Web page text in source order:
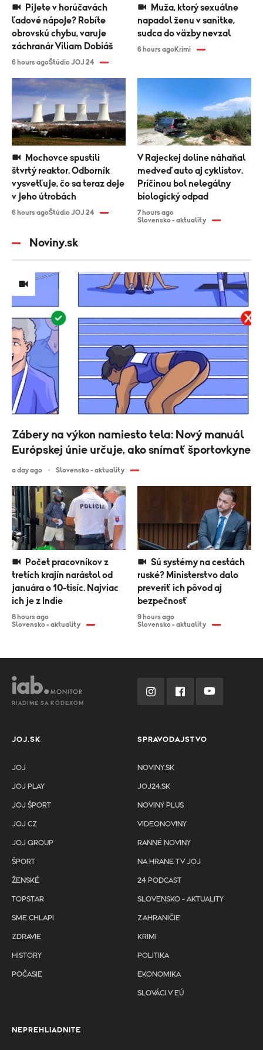
ľadové nápoje? Robíte
obrovskú chybu, varuje
záchranár Viliam Dobiáš
6 hours agoŠtúdio JOJ 24
napadol ženu v sanitke,
sudca do väzby nevzal
6 hours agoKrimi
štvrtý reaktor. Odborník
vysvetľuje, čo sa teraz deje
v jeho útrobách
6 hours agoŠtúdio JOJ 24
V Rajeckej doline náhaňal
medveď auto aj cyklistov.
Príčinou bol nelegálny
biologický odpad
7 hours ago
Slovensko - aktuality
Noviny.sk
tretích krajín narástol od
januára o 10-tisíc. Najviac
ich je z Indie
8 hours ago
Slovensko - aktuality
ruské? Ministerstvo dalo
preveriť ich pôvod aj
bezpečnosť
9 hours ago
Slovensko - aktuality
Zábery na výkon namiesto tela: Nový manuál
Európskej únie určuje, ako snímať športovkyne
a day ago Slovensko - aktuality
RIADIME SA KÓDEXOM
JOJ.SK
JOJ
JOJ PLAY
JOJ ŠPORT
JOJ CZ
JOJ GROUP
ŠPORT
ŽENSKÉ
TOPSTAR
SME CHLAPI
ZDRAVIE
HISTORY
POČASIE
SPRAVODAJSTVO
NOVINY.SK
JOJ24.SK
NOVINY PLUS
VIDEONOVINY
RANNÉ NOVINY
NA HRANE TV JOJ
24 PODCAST
SLOVENSKO - AKTUALITY
ZAHRANIČIE
KRIMI
POLITIKA
EKONOMIKA
SLOVÁCI V EÚ
NEPREHLIADNITE